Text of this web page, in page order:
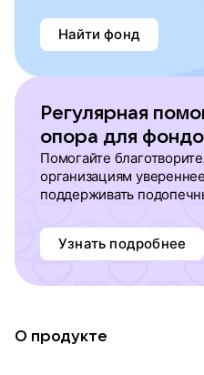
Найти фонд
Регулярная
опора для
Помогайте
организациям увереннее
поддерживать
Узнать подробнее
О продукте